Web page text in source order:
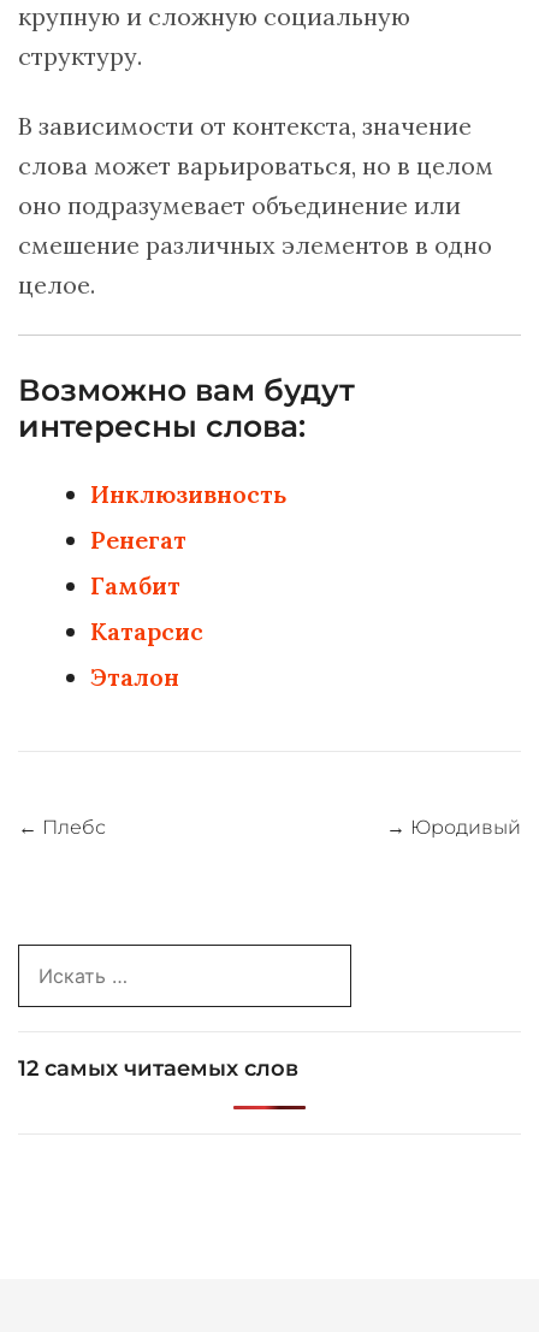
крупную и сложную социальную
структуру.
В зависимости от контекста, значение
слова может варьироваться, но в целом
оно подразумевает объединение или
смешение различных элементов в одно
целое.
Возможно вам будут
интересны слова:
Инклюзивность
Ренегат
Гамбит
Катарсис
Эталон
Навигация
← Плебс → Юродивый
for:
12 самых читаемых слов